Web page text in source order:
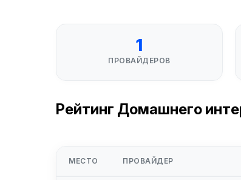
1
ПРОВАЙДЕРОВ
Рейтинг Домашнего
МЕСТО ПРОВАЙДЕР